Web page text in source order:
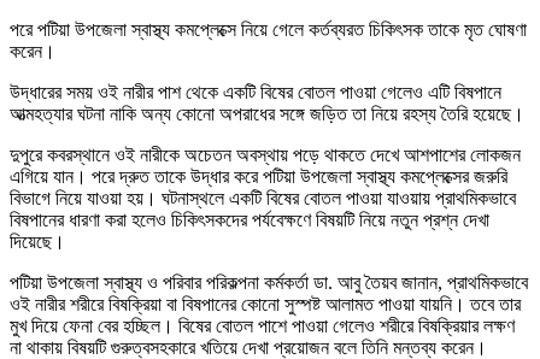
পরে পটিয়া উপজেলা স্বাস্থ্য কমপ্লেক্সে নিয়ে গেলে কর্তব্যরত চিকিৎসক তাকে মৃত ঘোষণা
করেন।
উদ্ধারের সময় ওই নারীর পাশ থেকে একটি বিষের বোতল পাওয়া গেলেও এটি বিষপানে
আত্মহত্যার ঘটনা নাকি অন্য কোনো অপরাধের সঙ্গে জড়িত তা নিয়ে রহস্য তৈরি হয়েছে।
দুপুরে কবরস্থানে ওই নারীকে অচেতন অবস্থায় পড়ে থাকতে দেখে আশপাশের লোকজন
এগিয়ে যান। পরে দ্রুত তাকে উদ্ধার করে পটিয়া উপজেলা স্বাস্থ্য কমপ্লেক্সের জরুরি
বিভাগে নিয়ে যাওয়া হয়। ঘটনাস্থলে একটি বিষের বোতল পাওয়া যাওয়ায় প্রাথমিকভাবে
বিষপানের ধারণা করা হলেও চিকিৎসকদের পর্যবেক্ষণে বিষয়টি নিয়ে নতুন প্রশ্ন দেখা
দিয়েছে।
পটিয়া উপজেলা স্বাস্থ্য ও পরিবার পরিকল্পনা কর্মকর্তা ডা. আবু তৈয়ব জানান, প্রাথমিকভাবে
ওই নারীর শরীরে বিষক্রিয়া বা বিষপানের কোনো সুস্পষ্ট আলামত পাওয়া যায়নি। তবে তার
মুখ দিয়ে ফেনা বের হচ্ছিল। বিষের বোতল পাশে পাওয়া গেলেও শরীরে বিষক্রিয়ার লক্ষণ
না থাকায় বিষয়টি গুরুত্বসহকারে খতিয়ে দেখা প্রয়োজন বলে তিনি মন্তব্য করেন।